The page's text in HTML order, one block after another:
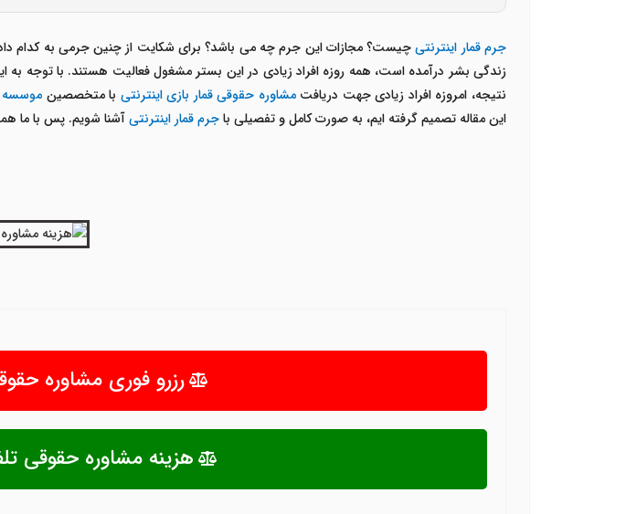
جرم قمار اینترنتی چیست؟ مجازات این جرم چه می باشد؟ برای شکایت از چنین جرمی به کدام
زندگی بشر درآمده است، همه روزه افراد زیادی در این بستر مشغول فعالیت هستند. با توجه به
نتیجه، امروزه افراد زیادی جهت دریافتمشاوره حقوقی قمار بازی اینترنتی با متخصصین موسسه
این مقاله تصمیم گرفته ایم، به صورت کامل و تفصیلی باجرم قمار اینترنتیآشنا شویم. پس با ما
رزرو فوری مشاوره
هزینه مشاوره حقوقی